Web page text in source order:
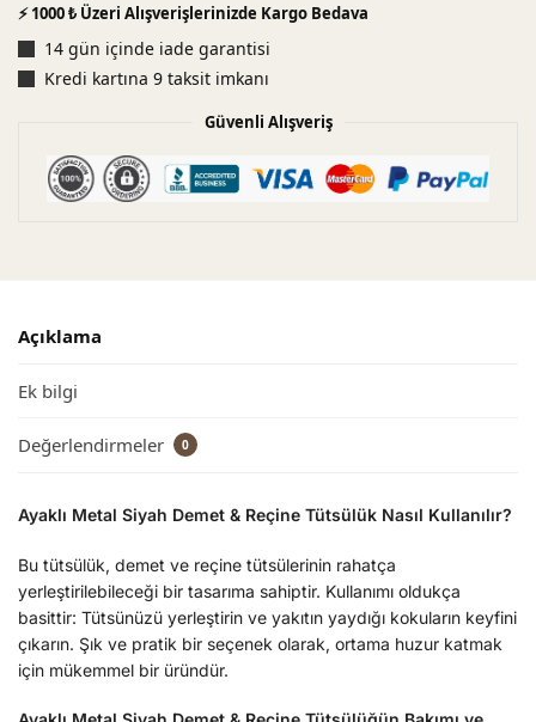
⚡ 1000 ₺ Üzeri Alışverişlerinizde Kargo Bedava
14 gün içinde iade garantisi
Kredi kartına 9 taksit imkanı
Güvenli Alışveriş
Açıklama
Ek bilgi
Değerlendirmeler 0
Ayaklı Metal Siyah Demet & Reçine Tütsülük Nasıl Kullanılır?
Bu tütsülük, demet ve reçine tütsülerinin rahatça
yerleştirilebileceği bir tasarıma sahiptir. Kullanımı oldukça
basittir: Tütsünüzü yerleştirin ve yakıtın yaydığı kokuların keyfini
çıkarın. Şık ve pratik bir seçenek olarak, ortama huzur katmak
için mükemmel bir üründür.